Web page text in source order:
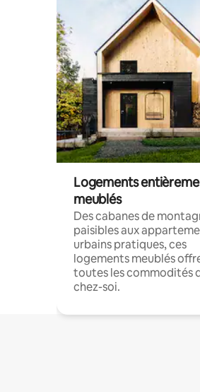
Logements
meublés
Des cabanes de
paisibles aux
urbains pratiques, ces
logements meublés
toutes les commodités
chez-soi.